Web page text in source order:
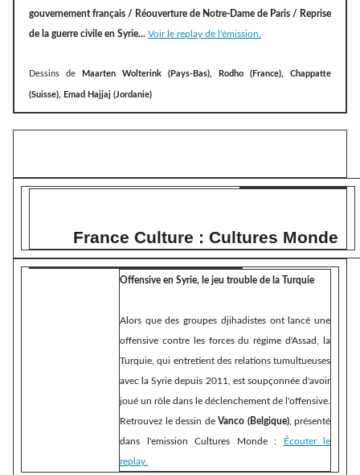
gouvernement français / Réouverture de Notre-Dame de Paris / Reprise
de la guerre civile en Syrie... Voir le replay de l'émission.
Dessins de Maarten Wolterink (Pays-Bas), Rodho (France), Chappatte
(Suisse), Emad Hajjaj (Jordanie)
France Culture : Cultures Monde
Offensive en Syrie, le jeu trouble de la Turquie
Alors que des groupes djihadistes ont lancé une
offensive contre les forces du régime d'Assad, la
Turquie, qui entretient des relations tumultueuses
avec la Syrie depuis 2011, est soupçonnée d'avoir
joué un rôle dans le déclenchement de l'offensive.
Retrouvez le dessin de Vanco (Belgique), présenté
dans l'emission Cultures Monde : Écouter le
replay.